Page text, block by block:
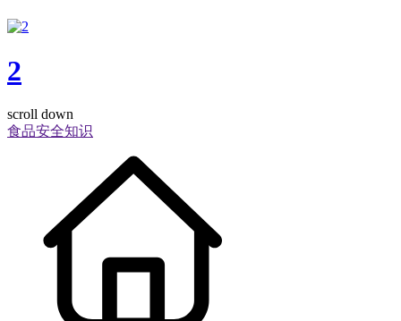
2
scroll down
食品安全知识